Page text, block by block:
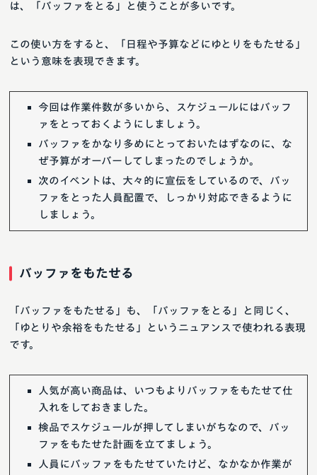
は、「バッファをとる」と使うことが多いです。
この使い方をすると、「日程や予算などにゆとりをもたせる」
という意味を表現できます。
今回は作業件数が多いから、スケジュールにはバッフ
ァをとっておくようにしましょう。
バッファをかなり多めにとっておいたはずなのに、な
ぜ予算がオーバーしてしまったのでしょうか。
次のイベントは、大々的に宣伝をしているので、バッ
ファをとった人員配置で、しっかり対応できるように
しましょう。
バッファをもたせる
「バッファをもたせる」も、「バッファをとる」と同じく、
「ゆとりや余裕をもたせる」というニュアンスで使われる表現
です。
人気が高い商品は、いつもよりバッファをもたせて仕
入れをしておきました。
検品でスケジュールが押してしまいがちなので、バッ
ファをもたせた計画を立てましょう。
人員にバッファをもたせていたけど、なかなか作業が